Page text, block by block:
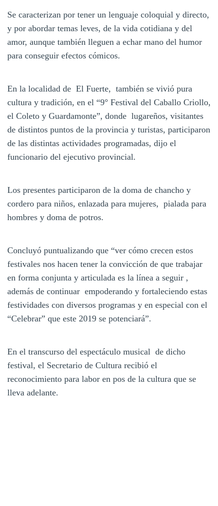
Se caracterizan por tener un lenguaje coloquial y directo,
y por abordar temas leves, de la vida cotidiana y del
amor, aunque también lleguen a echar mano del humor
para conseguir efectos cómicos.
En la localidad de El Fuerte, también se vivió pura
cultura y tradición, en el “9° Festival del Caballo Criollo,
el Coleto y Guardamonte”, donde lugareños, visitantes
de distintos puntos de la provincia y turistas, participaron
de las distintas actividades programadas, dijo el
funcionario del ejecutivo provincial.
Los presentes participaron de la doma de chancho y
cordero para niños, enlazada para mujeres, pialada para
hombres y doma de potros.
Concluyó puntualizando que “ver cómo crecen estos
festivales nos hacen tener la convicción de que trabajar
en forma conjunta y articulada es la línea a seguir ,
además de continuar empoderando y fortaleciendo estas
festividades con diversos programas y en especial con el
“Celebrar” que este 2019 se potenciará”.
En el transcurso del espectáculo musical de dicho
festival, el Secretario de Cultura recibió el
reconocimiento para labor en pos de la cultura que se
lleva adelante.